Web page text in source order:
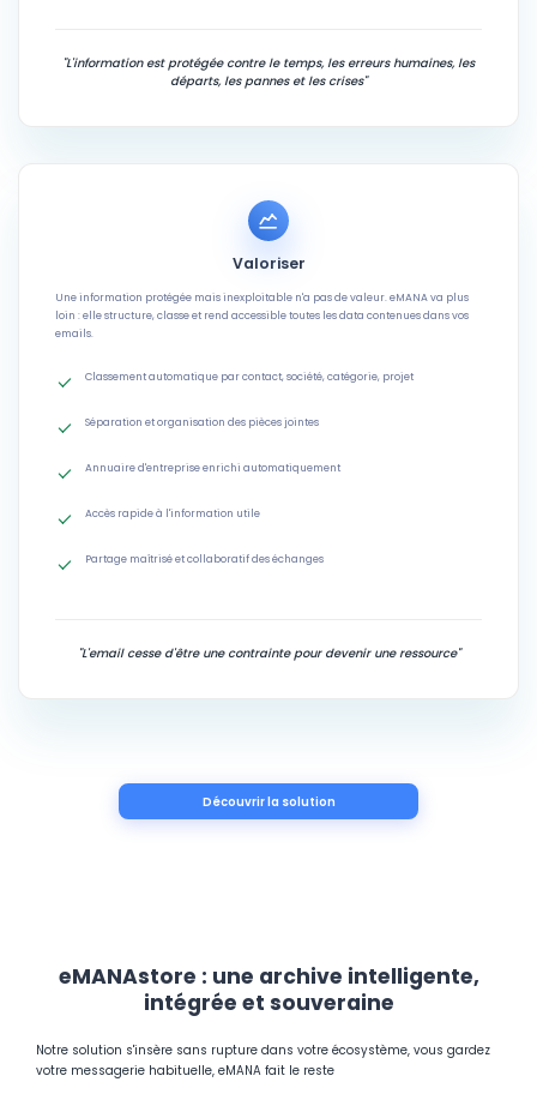
"L'information est protégée contre le temps, les erreurs humaines, les
départs, les pannes et les crises"
Valoriser
Une information protégée mais inexploitable n'a pas de valeur. eMANA va plus
loin : elle structure, classe et rend accessible toutes les data contenues dans vos
emails.
Classement automatique par contact, société, catégorie, projet
Séparation et organisation des pièces jointes
Annuaire d'entreprise enrichi automatiquement
Accès rapide à l'information utile
Partage maîtrisé et collaboratif des échanges
"L'email cesse d'être une contrainte pour devenir une ressource"
Découvrir la solution
eMANAstore : une archive intelligente,
intégrée et souveraine
Notre solution s'insère sans rupture dans votre écosystème, vous gardez
votre messagerie habituelle, eMANA fait le reste